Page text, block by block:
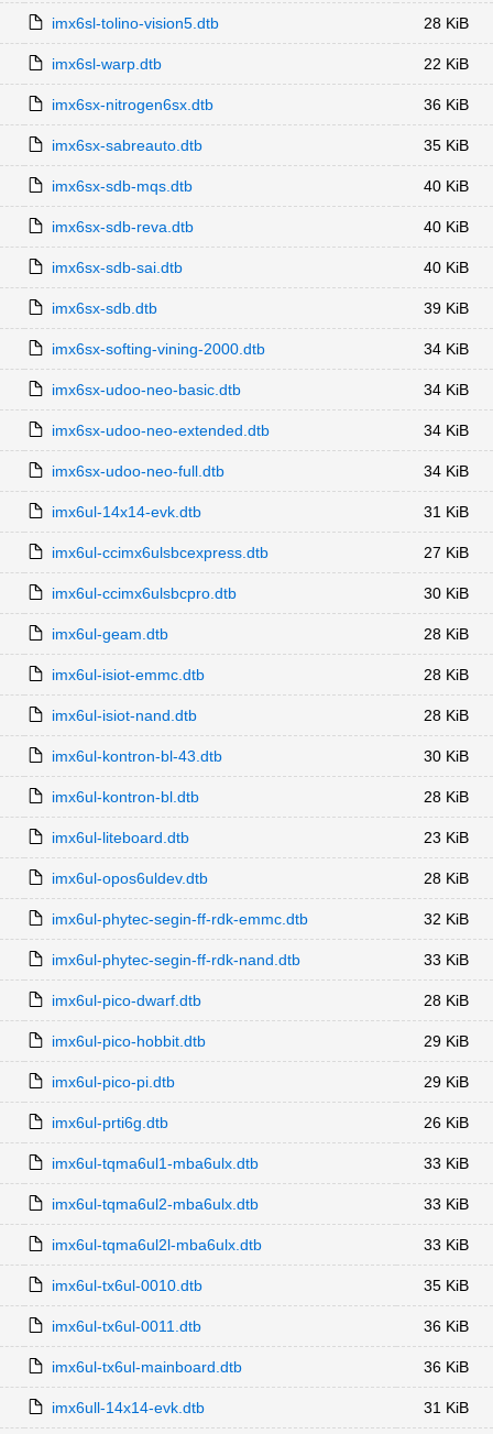
imx6sl-tolino-vision5.dtb 28 KiB
imx6sl-warp.dtb 22 KiB
imx6sx-nitrogen6sx.dtb 36 KiB
imx6sx-sabreauto.dtb 35 KiB
imx6sx-sdb-mqs.dtb 40 KiB
imx6sx-sdb-reva.dtb 40 KiB
imx6sx-sdb-sai.dtb 40 KiB
imx6sx-sdb.dtb 39 KiB
imx6sx-softing-vining-2000.dtb 34 KiB
imx6sx-udoo-neo-basic.dtb 34 KiB
imx6sx-udoo-neo-extended.dtb 34 KiB
imx6sx-udoo-neo-full.dtb 34 KiB
imx6ul-14x14-evk.dtb 31 KiB
imx6ul-ccimx6ulsbcexpress.dtb 27 KiB
imx6ul-ccimx6ulsbcpro.dtb 30 KiB
imx6ul-geam.dtb 28 KiB
imx6ul-isiot-emmc.dtb 28 KiB
imx6ul-isiot-nand.dtb 28 KiB
imx6ul-kontron-bl-43.dtb 30 KiB
imx6ul-kontron-bl.dtb 28 KiB
imx6ul-liteboard.dtb 23 KiB
imx6ul-opos6uldev.dtb 28 KiB
imx6ul-phytec-segin-ff-rdk-emmc.dtb 32 KiB
imx6ul-phytec-segin-ff-rdk-nand.dtb 33 KiB
imx6ul-pico-dwarf.dtb 28 KiB
imx6ul-pico-hobbit.dtb 29 KiB
imx6ul-pico-pi.dtb 29 KiB
imx6ul-prti6g.dtb 26 KiB
imx6ul-tqma6ul1-mba6ulx.dtb 33 KiB
imx6ul-tqma6ul2-mba6ulx.dtb 33 KiB
imx6ul-tqma6ul2l-mba6ulx.dtb 33 KiB
imx6ul-tx6ul-0010.dtb 35 KiB
imx6ul-tx6ul-0011.dtb 36 KiB
imx6ul-tx6ul-mainboard.dtb 36 KiB
imx6ull-14x14-evk.dtb 31 KiB